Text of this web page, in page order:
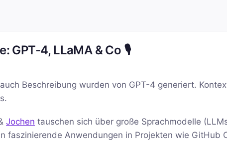
GPT-4, LLaMA & Co 🎙️
Beschreibung wurden von GPT-4 generiert.
Jochen tauschen sich über große Sprachmodelle
faszinierende Anwendungen in Projekten wie GitHub